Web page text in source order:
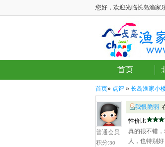
您好，欢迎光临长岛渔家
首页
首页» 点评 » 长岛渔家小
普通会员
积分:30
我恨脆弱
性价比
真的很不错
人，也特别